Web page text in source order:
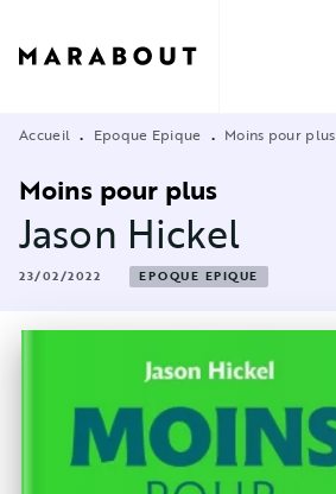
Accueil • Epoque Epique • Moins pour plus
Moins pour plus
Jason Hickel
23/02/2022 EPOQUE EPIQUE